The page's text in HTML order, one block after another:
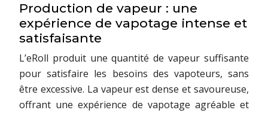
Production de vapeur : une
expérience de vapotage intense et
satisfaisante
L’eRoll produit une quantité de vapeur suffisante
pour satisfaire les besoins des vapoteurs, sans
être excessive. La vapeur est dense et savoureuse,
offrant une expérience de vapotage agréable et